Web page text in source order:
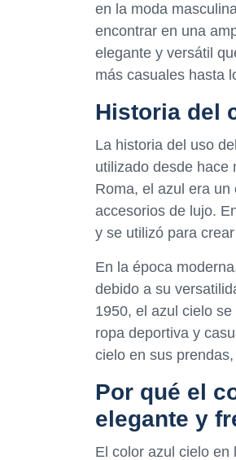
en la moda
encontrar en una
elegante y versátil
más casuales hasta
Historia del
La historia del uso
utilizado desde hace
Roma, el azul era
accesorios de lujo.
y se utilizó para
En la época
debido a su
1950, el azul cielo
ropa deportiva y
cielo en sus
Por qué el
elegante y
El color azul cielo en